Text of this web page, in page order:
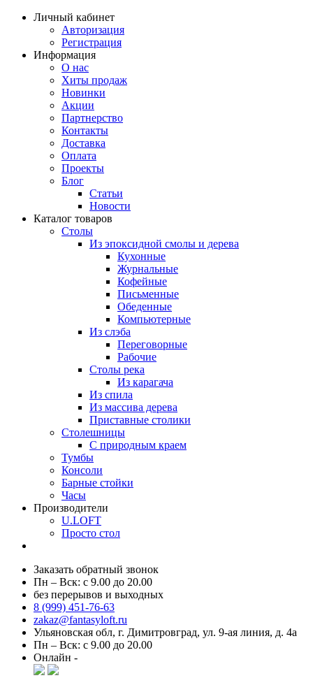
Личный кабинет
Авторизация
Регистрация
Информация
О нас
Хиты продаж
Новинки
Акции
Партнерство
Контакты
Доставка
Оплата
Проекты
Блог
Статьи
Новости
Каталог товаров
Столы
Из эпоксидной смолы и дерева
Кухонные
Журнальные
Кофейные
Письменные
Обеденные
Компьютерные
Из слэба
Переговорные
Рабочие
Столы река
Из карагача
Из спила
Из массива дерева
Приставные столики
Столешницы
С природным краем
Тумбы
Консоли
Барные стойки
Часы
Производители
U.LOFT
Просто стол
Заказать обратный звонок
Пн – Вск: с 9.00 до 20.00
без перерывов и выходных
8 (999) 451-76-63
zakaz@fantasyloft.ru
Ульяновская обл, г. Димитровград, ул. 9-ая линия, д. 4а
Пн – Вск: с 9.00 до 20.00
Онлайн -